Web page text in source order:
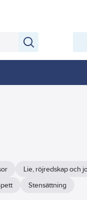
Lie, röjredskap och
Stensättning